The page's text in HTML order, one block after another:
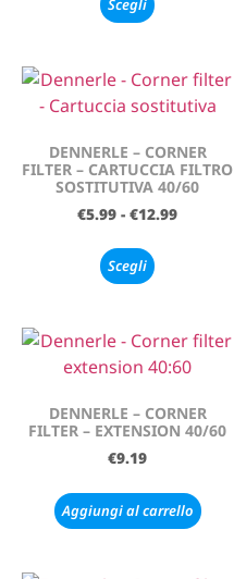
DENNERLE – CORNER
FILTER – CARTUCCIA FILTRO
SOSTITUTIVA 40/60
€5.99 - €12.99
Scegli
DENNERLE – CORNER
FILTER – EXTENSION 40/60
€9.19
Aggiungi al carrello